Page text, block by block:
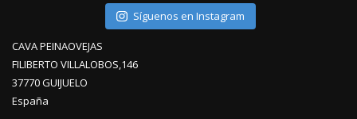
Síguenos en Instagram
CAVA PEINAOVEJAS
FILIBERTO VILLALOBOS,146
37770 GUIJUELO
España